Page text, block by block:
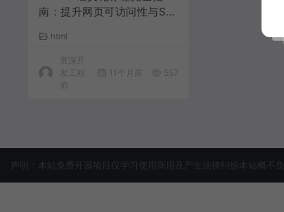
南：提升网页可访问性与SE
html
资深开
发工程
11个月前 557
声明：本站免费开源项目仅学习使用商用及产生法律纠纷本站概